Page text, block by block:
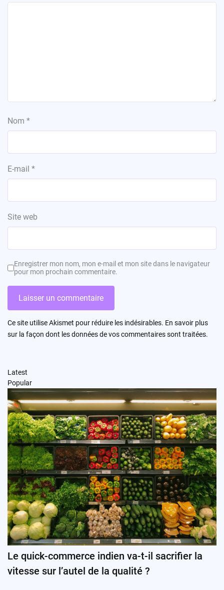
Nom *
E-mail *
Site web
Enregistrer mon nom, mon e-mail et mon site dans le navigateur
pour mon prochain commentaire.
Ce site utilise Akismet pour réduire les indésirables. En savoir plus
sur la façon dont les données de vos commentaires sont traitées.
Latest
Popular
Le quick-commerce indien va-t-il sacrifier la
vitesse sur l’autel de la qualité ?